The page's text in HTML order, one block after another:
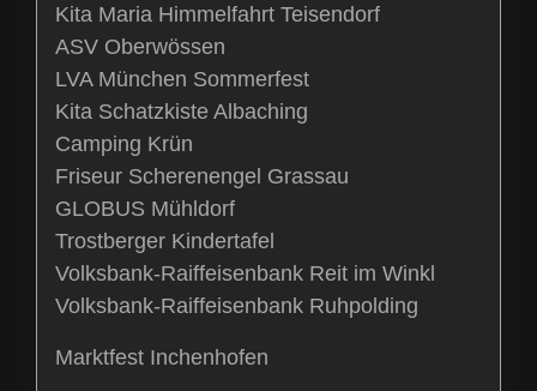
Kita Maria Himmelfahrt Teisendorf
ASV Oberwössen
LVA München Sommerfest
Kita Schatzkiste Albaching
Camping Krün
Friseur Scherenengel Grassau
GLOBUS Mühldorf
Trostberger Kindertafel
Volksbank-Raiffeisenbank Reit im Winkl
Volksbank-Raiffeisenbank Ruhpolding
Marktfest Inchenhofen